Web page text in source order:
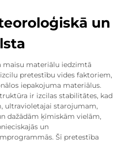
un
maisu materiālu iedzimtā
pretestību vides faktoriem,
iepakojuma materiālus.
ir izcilas stabilitātes, kad
ultravioletajai starojumam,
dažādām ķīmiskām vielām,
un
Šī pretestība